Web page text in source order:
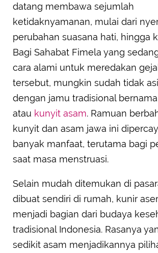
datang membawa sejumlah
ketidaknyamanan, mulai dari
perubahan suasana hati, hingga
Bagi Sahabat Fimela yang
cara alami untuk meredakan
tersebut, mungkin sudah tidak
dengan jamu tradisional
atau kunyit asam. Ramuan
kunyit dan asam jawa ini
banyak manfaat, terutama bagi
saat masa menstruasi.
Selain mudah ditemukan di
dibuat sendiri di rumah, kunir
menjadi bagian dari budaya
tradisional Indonesia. Rasanya
sedikit asam menjadikannya